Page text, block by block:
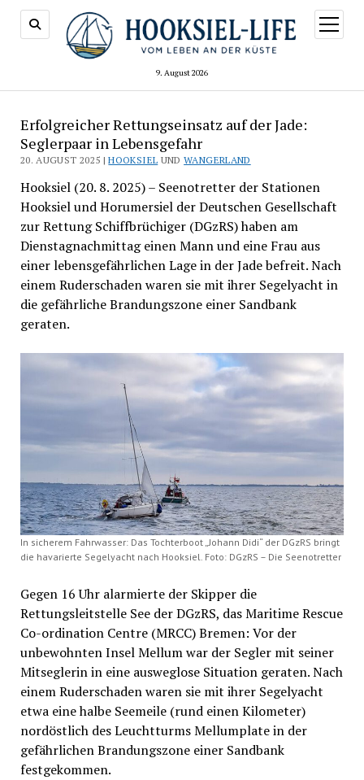
9. August 2026
Menü
öffnen
Erfolgreicher Rettungseinsatz auf der Jade:
Seglerpaar in Lebensgefahr
20. AUGUST 2025 |HOOKSIEL UNDWANGERLAND
Hooksiel (20. 8. 2025) – Seenotretter der Stationen
Hooksiel und Horumersiel der Deutschen Gesellschaft
zur Rettung Schiffbrüchiger (DGzRS) haben am
Dienstagnachmittag einen Mann und eine Frau aus
einer lebensgefährlichen Lage in der Jade befreit. Nach
einem Ruderschaden waren sie mit ihrer Segelyacht in
die gefährliche Brandungszone einer Sandbank
geraten.
In sicherem Fahrwasser: Das Tochterboot „Johann Didi“ der DGzRS bringt
die havarierte Segelyacht nach Hooksiel. Foto: DGzRS – Die Seenotretter
Gegen 16 Uhr alarmierte der Skipper die
Rettungsleitstelle See der DGzRS, das Maritime Rescue
Co-ordination Centre (MRCC) Bremen: Vor der
unbewohnten Insel Mellum war der Segler mit seiner
Mitseglerin in eine ausweglose Situation geraten. Nach
einem Ruderschaden waren sie mit ihrer Segelyacht
etwa eine halbe Seemeile (rund einen Kilometer)
nordöstlich des Leuchtturms Mellumplate in der
gefährlichen Brandungszone einer Sandbank
festgekommen.